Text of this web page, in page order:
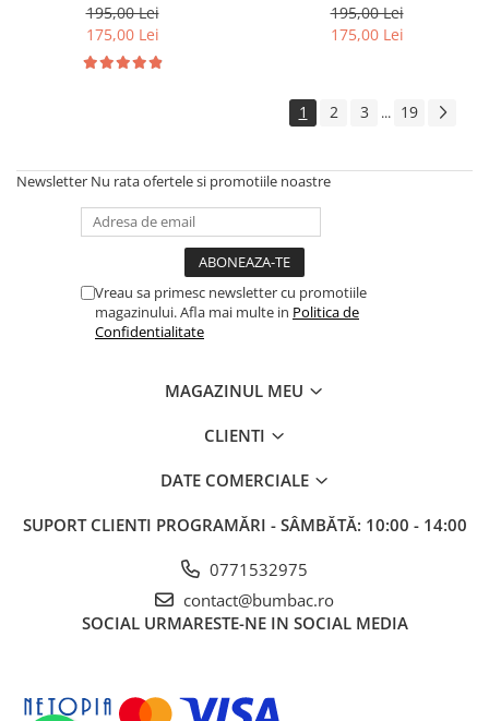
195,00 Lei
175,00 Lei
195,00 Lei
175,00 Lei
1 2 3 ... 19
Newsletter Nu rata ofertele si promotiile noastre
Vreau sa primesc newsletter cu promotiile
magazinului. Afla mai multe in Politica de
Confidentialitate
MAGAZINUL MEU
CLIENTI
DATE COMERCIALE
SUPORT CLIENTI PROGRAMĂRI - SÂMBĂTĂ: 10:00 - 14:00
0771532975
contact@bumbac.ro
SOCIAL URMARESTE-NE IN SOCIAL MEDIA